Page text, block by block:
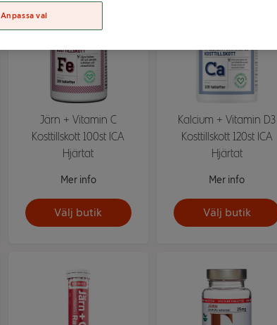
Järn + Vitamin C
Kosttillskott 100st ICA
Hjärtat
Mer info
Välj butik
Kalcium + Vitamin D3
Kosttillskott 120st ICA
Hjärtat
Mer info
Välj butik
Anpassa val